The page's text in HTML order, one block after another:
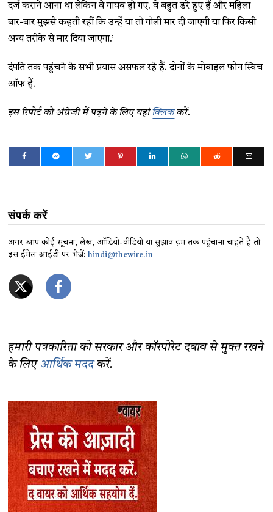
दर्ज कराने आना था लेकिन वे गायब हो गए. वे बहुत डरे हुए हैं और महिला
बार-बार मुझसे कहती रहीं कि उन्हें या तो गोली मार दी जाएगी या फिर किसी
अन्य तरीके से मार दिया जाएगा.’
दंपति तक पहुंचने के सभी प्रयास असफल रहे हैं. दोनों के मोबाइल फोन स्विच
ऑफ हैं.
इस रिपोर्ट को अंग्रेजी में पढ़ने के लिए यहांक्लिककरें.
संपर्क करें
अगर आप कोई सूचना, लेख, ऑडियो-वीडियो या सुझाव हम तक पहुंचाना चाहते हैं तो
इस ईमेल आईडी पर भेजें:hindi@thewire.in
हमारी पत्रकारिता को सरकार और कॉरपोरेट दबाव से मुक्त रखने
के लिए आर्थिक मददकरें.